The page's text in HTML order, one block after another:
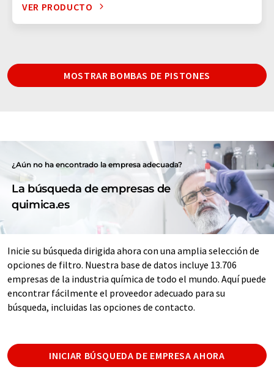
VER PRODUCTO
MOSTRAR BOMBAS DE PISTONES
¿Aún no ha encontrado la empresa adecuada?
La búsqueda de empresas de
quimica.es
Inicie su búsqueda dirigida ahora con una amplia selección de
opciones de filtro. Nuestra base de datos incluye 13.706
empresas de la industria química de todo el mundo. Aquí puede
encontrar fácilmente el proveedor adecuado para su
búsqueda, incluidas las opciones de contacto.
INICIAR BÚSQUEDA DE EMPRESA AHORA